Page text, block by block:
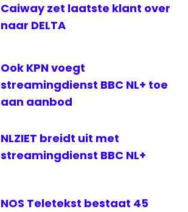
Caiway zet laatste klant over
naar DELTA
Ook KPN voegt
streamingdienst BBC NL+ toe
aan aanbod
NLZIET breidt uit met
streamingdienst BBC NL+
NOS Teletekst bestaat 45